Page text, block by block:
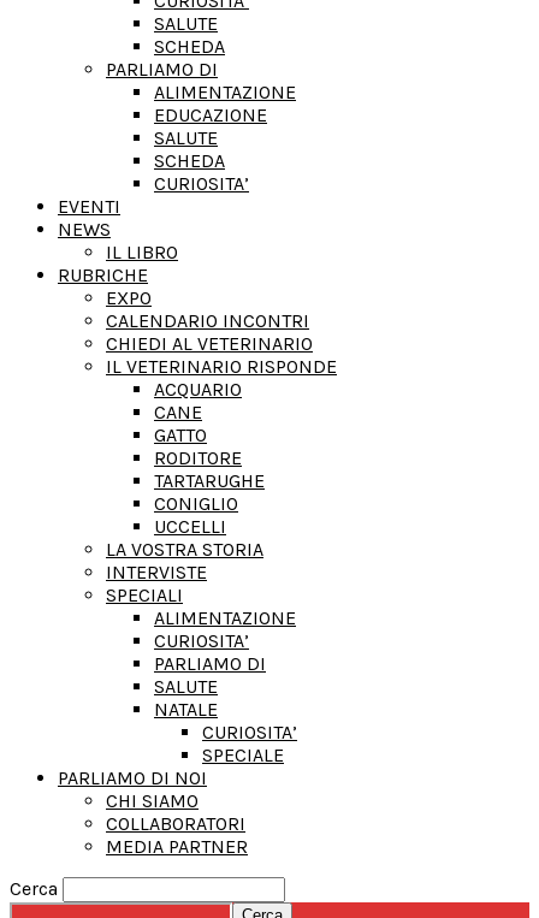
SALUTE
SCHEDA
PARLIAMO DI
ALIMENTAZIONE
EDUCAZIONE
SALUTE
SCHEDA
CURIOSITA’
EVENTI
NEWS
IL LIBRO
RUBRICHE
EXPO
CALENDARIO INCONTRI
CHIEDI AL VETERINARIO
IL VETERINARIO RISPONDE
ACQUARIO
CANE
GATTO
RODITORE
TARTARUGHE
CONIGLIO
UCCELLI
LA VOSTRA STORIA
INTERVISTE
SPECIALI
ALIMENTAZIONE
CURIOSITA’
PARLIAMO DI
SALUTE
NATALE
CURIOSITA’
SPECIALE
PARLIAMO DI NOI
CHI SIAMO
COLLABORATORI
MEDIA PARTNER
Cerca